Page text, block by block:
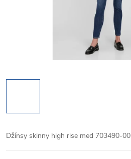
Džínsy skinny high rise med 703490-00